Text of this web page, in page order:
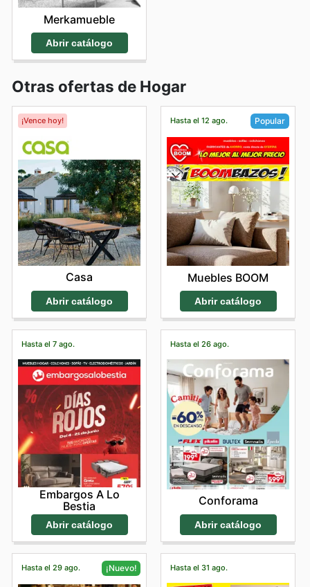
Merkamueble
Abrir catálogo
Otras ofertas de Hogar
¡Vence hoy!
Casa
Abrir catálogo
Hasta el 12 ago. Popular
Muebles BOOM
Abrir catálogo
Hasta el 7 ago.
Embargos A Lo
Bestia
Abrir catálogo
Hasta el 26 ago.
Conforama
Abrir catálogo
Hasta el 29 ago. ¡Nuevo! Hasta el 31 ago.